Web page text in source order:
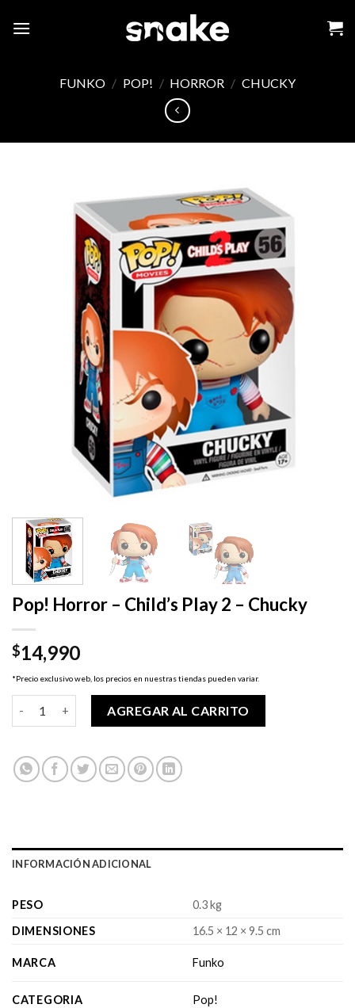
FUNKO / POP! / HORROR / CHUCKY
Pop! Horror – Child’s Play 2 – Chucky
$14,990
*Precio exclusivo web, los precios en nuestras tiendas pueden variar.
AGREGAR AL CARRITO
INFORMACIÓN ADICIONAL
PESO
0.3 kg
DIMENSIONES
16.5 × 12 × 9.5 cm
MARCA Funko
CATEGORIA Pop!